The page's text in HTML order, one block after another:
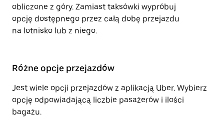
obliczone z góry. Zamiast taksówki wypróbuj
opcję dostępnego przez całą dobę przejazdu
na lotnisko lub z niego.
Różne opcje przejazdów
Jest wiele opcji przejazdów z aplikacją Uber. Wybierz
opcję odpowiadającą liczbie pasażerów i ilości
bagażu.